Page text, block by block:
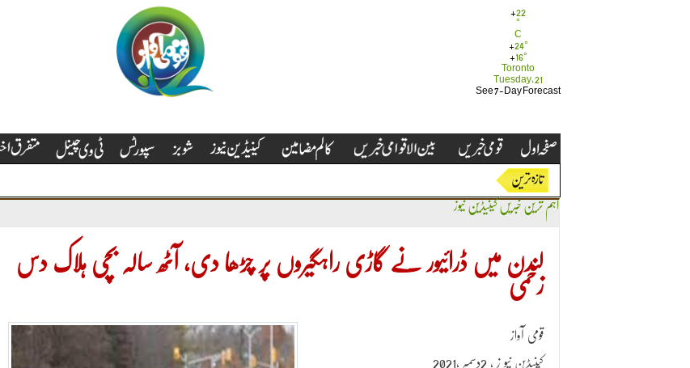
+22
°
C
+24°
+ 16°
Toronto
Tuesday, 21
See 7-Day Forecast
اہم ترین خبریں کینیڈین نیوز
لندن میں ڈرائیور نے گاڑی راہگیروں پر چڑھا دی، آٹھ سالہ بچی ہلاک دس
زخمی
قومی آواز
کینیڈین نیو ز ، 2دسمبر ،2021